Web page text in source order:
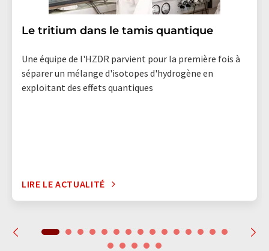
Le tritium dans le tamis quantique
Une équipe de l'HZDR parvient pour la première fois à
séparer un mélange d'isotopes d'hydrogène en
exploitant des effets quantiques
LIRE LE ACTUALITÉ